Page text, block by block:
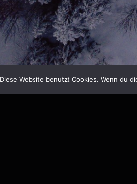
Diese Website benutzt Cookies. Wenn du